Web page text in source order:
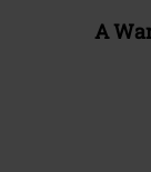
A